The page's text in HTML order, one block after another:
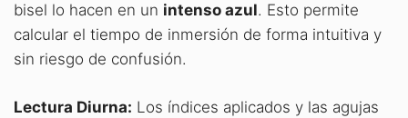
bisel lo hacen en un intenso azul. Esto permite
calcular el tiempo de inmersión de forma intuitiva y
sin riesgo de confusión.
Lectura Diurna: Los índices aplicados y las agujas